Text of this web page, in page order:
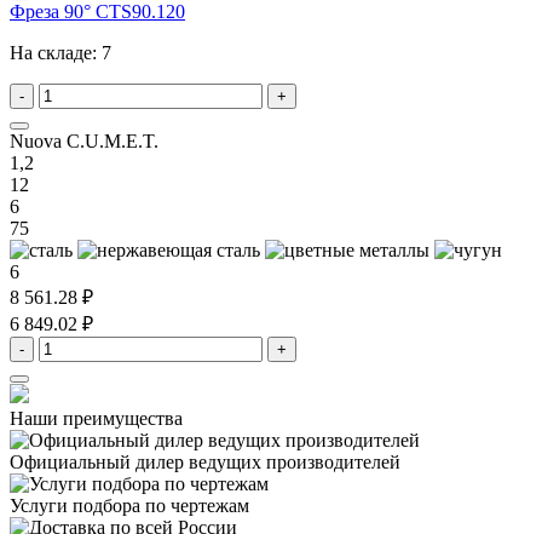
Фреза 90° CTS90.120
На складе: 7
- +
Nuova C.U.M.E.T.
1,2
12
6
75
6
8 561.28 ₽
6 849.02 ₽
- +
Наши преимущества
Официальный дилер ведущих производителей
Услуги подбора по чертежам